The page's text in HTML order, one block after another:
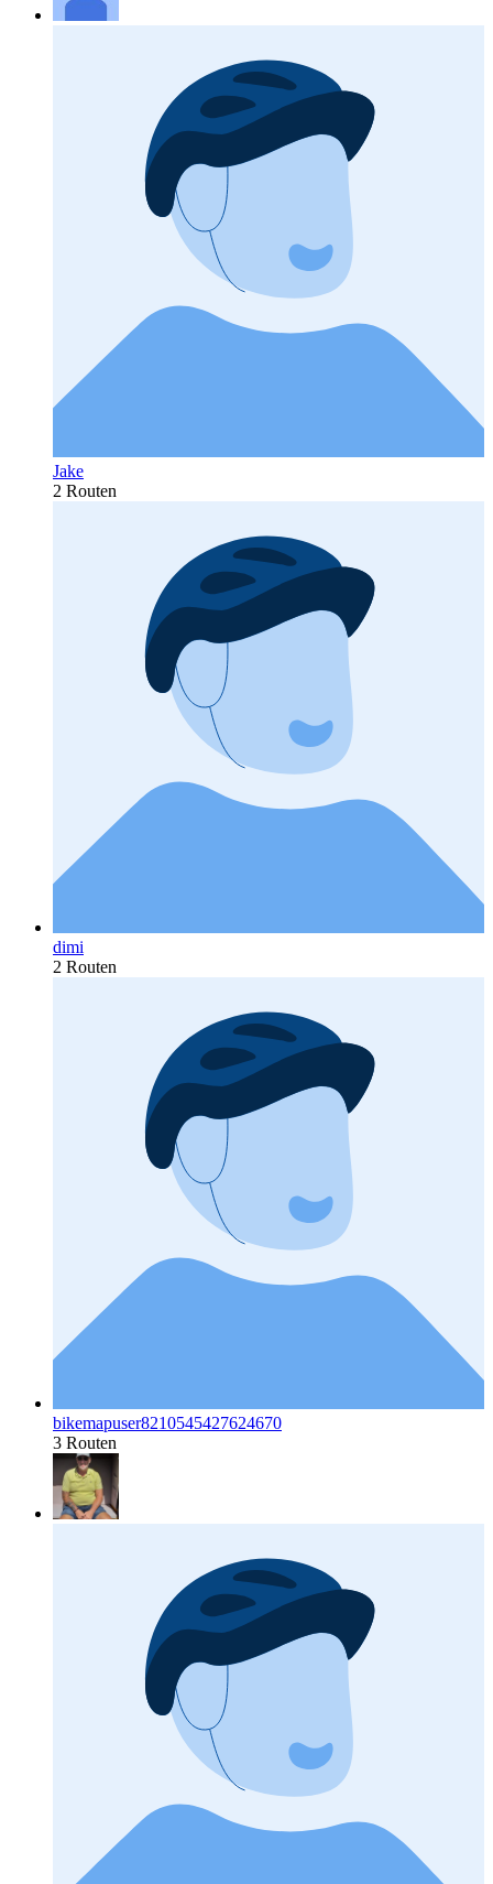
Jake
2 Routen
dimi
2 Routen
bikemapuser8210545427624670
3 Routen